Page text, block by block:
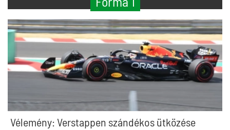
Vélemény: Verstappen szándékos ütközése